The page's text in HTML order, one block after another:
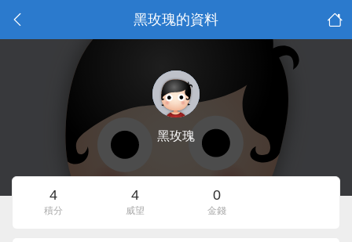
黑玫瑰的資料
黑玫瑰
4
積分
4
威望
0
金錢